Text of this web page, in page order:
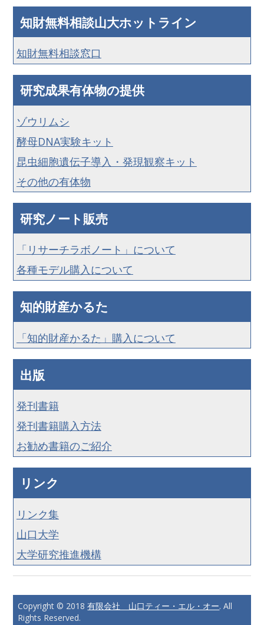
知財無料相談山大ホットライン
知財無料相談窓口
研究成果有体物の提供
ゾウリムシ
酵母DNA実験キット
昆虫細胞遺伝子導入・発現観察キット
その他の有体物
研究ノート販売
「リサーチラボノート」について
各種モデル購入について
知的財産かるた
「知的財産かるた」購入について
出版
発刊書籍
発刊書籍購入方法
お勧め書籍のご紹介
リンク
リンク集
山口大学
大学研究推進機構
Copyright © 2018有限会社 山口ティー・エル・オー. All
Rights Reserved.